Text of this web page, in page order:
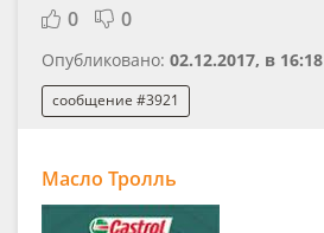
0 0
Опубликовано: 02.12.2017, в 16:18
сообщение #3921
Масло Тролль